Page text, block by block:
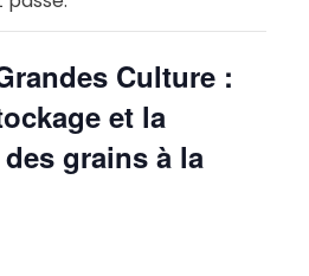
Culture :
et la
grains à la